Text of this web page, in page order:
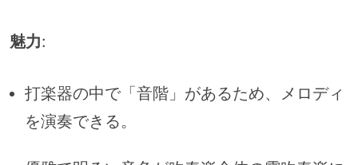
魅力:
打楽器の中で「音階」があるため、メロディ
を演奏できる。